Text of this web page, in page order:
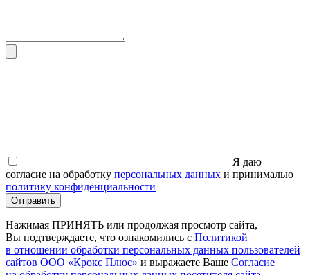
Я даю
согласие на обработку персональных данных и принималью
политику конфиденциальности
Отправить
Нажимая ПРИНЯТЬ или продолжая просмотр сайта,
Вы подтверждаете, что ознакомились с Политикой
в отношении обработки персональных данных пользователей
сайтов ООО «Крокс Плюс» и выражаете Ваше Согласие